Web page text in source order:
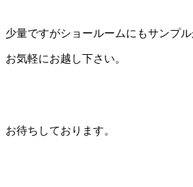
少量ですがショールームにもサンプ
お気軽にお越し下さい。
お待ちしております。